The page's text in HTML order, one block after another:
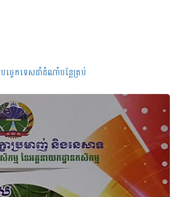
បច្ចេកទេសដាំដំណាំបន្លែត្រប់